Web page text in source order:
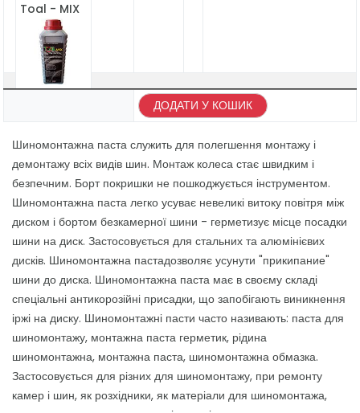
Toal - MIX
ДОДАТИ У КОШИК
Шиномонтажна паста служить для полегшення монтажу і
демонтажу всіх видів шин. Монтаж колеса стає швидким і
безпечним. Борт покришки не пошкоджується інструментом.
Шиномонтажна паста легко усуває невеликі витоку повітря між
диском і бортом безкамерної шини - герметизує місце посадки
шини на диск. Застосовується для стальних та алюмінієвих
дисків. Шиномонтажна пастадозволяє усунути "прикипание"
шини до диска. Шиномонтажна паста має в своєму складі
спеціальні антикорозійні присадки, що запобігають виникнення
іржі на диску. Шиномонтажні пасти часто називають: паста для
шиномонтажу, монтажна паста герметик, рідина
шиномонтажна, монтажна паста, шиномонтажна обмазка.
Застосовується для різних для шиномонтажу, при ремонту
камер і шин, як розхідники, як матеріали для шиномонтажа,